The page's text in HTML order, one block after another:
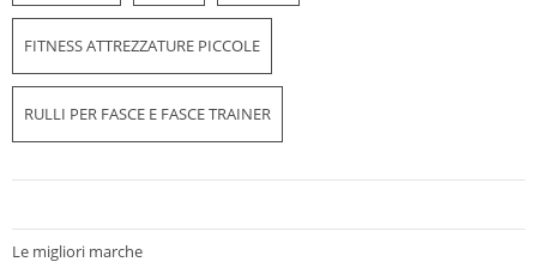
FITNESS ATTREZZATURE PICCOLE
RULLI PER FASCE E FASCE TRAINER
Le migliori marche